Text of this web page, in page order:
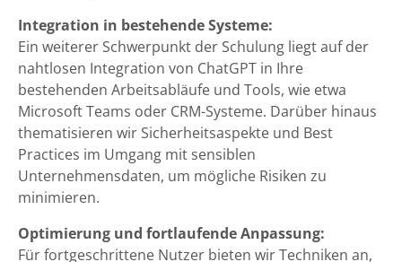
Integration in bestehende Systeme:
Ein weiterer Schwerpunkt der Schulung liegt auf der
nahtlosen Integration von ChatGPT in Ihre
bestehenden Arbeitsabläufe und Tools, wie etwa
Microsoft Teams oder CRM-Systeme. Darüber hinaus
thematisieren wir Sicherheitsaspekte und Best
Practices im Umgang mit sensiblen
Unternehmensdaten, um mögliche Risiken zu
minimieren.
Optimierung und fortlaufende Anpassung:
Für fortgeschrittene Nutzer bieten wir Techniken an,